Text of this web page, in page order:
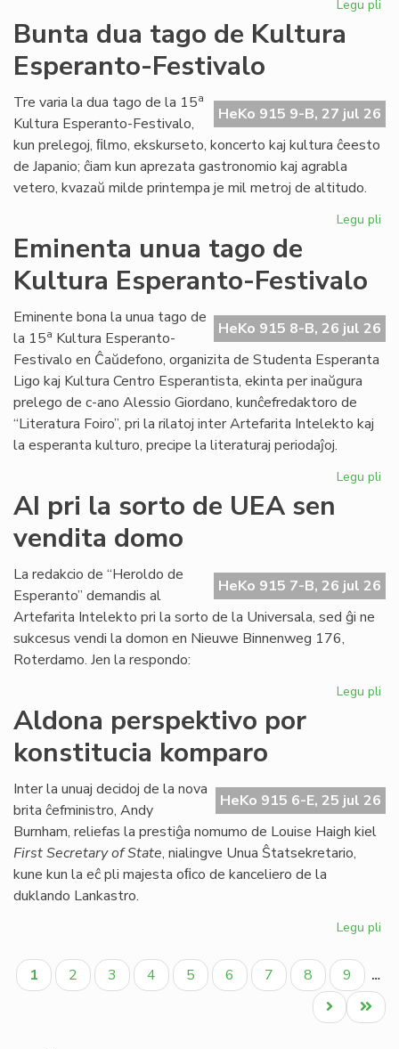
Legu pli
de
Bunta dua tago de Kultura
Esperanto-Festivalo
HeKo 915 9-B, 27 jul 26
Tre varia la dua tago de la 15a
Kultura Esperanto-Festivalo,
kun prelegoj, ﬁlmo, ekskurseto, koncerto kaj kultura ĉeesto
de Japanio; ĉiam kun aprezata gastronomio kaj agrabla
vetero, kvazaŭ milde printempa je mil metroj de altitudo.
Legu pli
Eminenta unua tago de
Kultura Esperanto-Festivalo
HeKo 915 8-B, 26 jul 26
Eminente bona la unua tago de
la 15a Kultura Esperanto-
Festivalo en Ĉaŭdefono, organizita de Studenta Esperanta
Ligo kaj Kultura Centro Esperantista, ekinta per inaŭgura
prelego de c-ano Alessio Giordano, kunĉefredaktoro de
“Literatura Foiro”, pri la rilatoj inter Artefarita Intelekto kaj
la esperanta kulturo, precipe la literaturaj periodaĵoj.
Legu pli
AI pri la sorto de UEA sen
vendita domo
HeKo 915 7-B, 26 jul 26
La redakcio de “Heroldo de
Esperanto” demandis al
Artefarita Intelekto pri la sorto de la Universala, sed ĝi ne
sukcesus vendi la domon en Nieuwe Binnenweg 176,
Roterdamo. Jen la respondo:
Legu pli
de
Aldona perspektivo por
konstitucia komparo
HeKo 915 6-E, 25 jul 26
Inter la unuaj decidoj de la nova
brita ĉefministro, Andy
Burnham, reliefas la prestiĝa nomumo de Louise Haigh kiel
First Secretary of State, nialingve Unua Ŝtatsekretario,
kune kun la eĉ pli majesta oﬁco de kanceliero de la
duklando Lankastro.
Legu pli
Pagination
Aktuala
paĝo
1 Paĝo
2 Paĝo
3 Paĝo
4 Paĝo
5 Paĝo
6 Paĝo
7 Paĝo
8 Paĝo
9 …
Last
page
Next
page